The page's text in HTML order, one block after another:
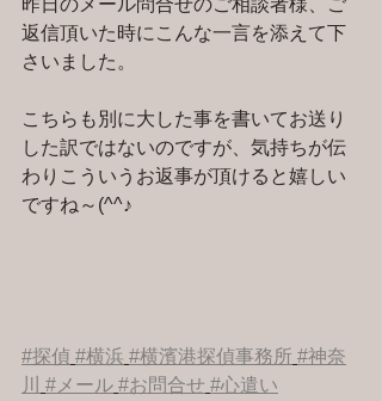
昨日のメール問合せのご相談者様、ご
返信頂いた時にこんな一言を添えて下
さいました。
こちらも別に大した事を書いてお送り
した訳ではないのですが、気持ちが伝
わりこういうお返事が頂けると嬉しい
ですね～(^^♪
#探偵 #横浜 #横濱港探偵事務所 #神奈
川
#メール #お問合せ #心遣い